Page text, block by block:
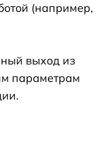
(например,
выход из
параметрам